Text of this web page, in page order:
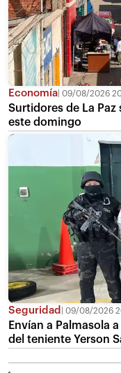
Economía 09/08/2026
Surtidores de La Paz
este domingo
Seguridad 09/08/2026
Envían a Palmasola
del teniente Yerson